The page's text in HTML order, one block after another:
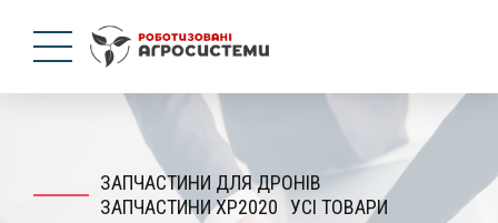
ЗАПЧАСТИНИ ДЛЯ ДРОНІВ
ЗАПЧАСТИНИ XP2020 УСІ ТОВАРИ